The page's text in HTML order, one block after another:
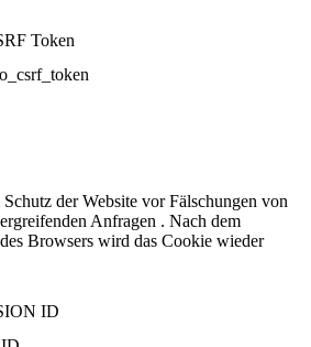
Token
der Website vor Fälschungen von
Anfragen . Nach dem
Browsers wird das Cookie wieder
ID